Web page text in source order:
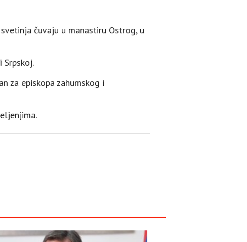
čuvaju u manastiru Ostrog, u
Srpskoj.
za episkopa zahumskog i